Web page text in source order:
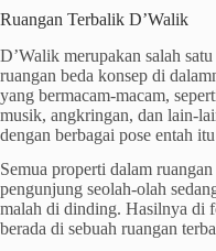
Ruangan Terbalik D’Walik
D’Walik merupakan salah
ruangan beda konsep di
yang bermacam-macam,
musik, angkringan, dan lain-
dengan berbagai pose entah
Semua properti dalam
pengunjung seolah-olah
malah di dinding. Hasilnya di
berada di sebuah ruangan